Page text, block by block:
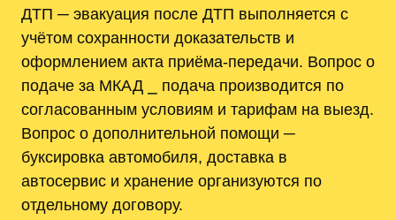
ДТП ─ эвакуация после ДТП выполняется с
учётом сохранности доказательств и
оформлением акта приёма-передачи. Вопрос о
подаче за МКАД ⎯ подача производится по
согласованным условиям и тарифам на выезд.
Вопрос о дополнительной помощи ─
буксировка автомобиля, доставка в
автосервис и хранение организуются по
отдельному договору.